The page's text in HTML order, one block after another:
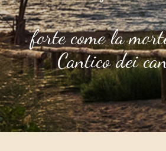
forte come la
Cantico dei